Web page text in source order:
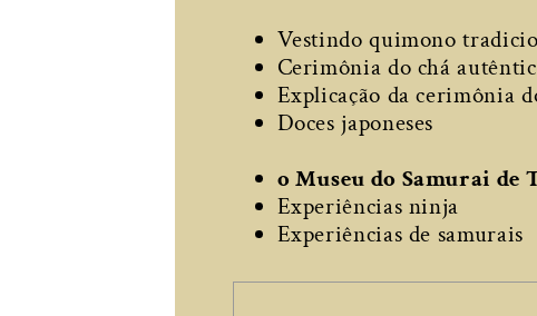
Vestindo quimono
Cerimônia do chá
Explicação da cerimônia
Doces japoneses
o Museu do Samurai
Experiências ninja
Experiências de samurais